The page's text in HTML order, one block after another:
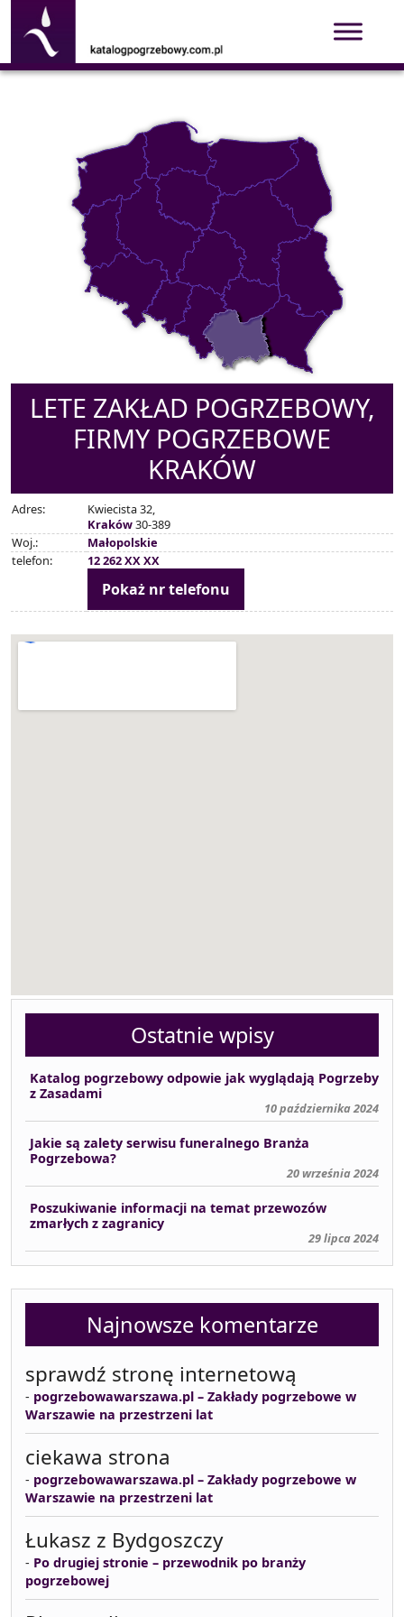
LETE ZAKŁAD POGRZEBOWY,
FIRMY POGRZEBOWE
KRAKÓW
Adres:
Kwiecista 32,
Kraków30-389
Woj.:
Małopolskie
telefon:
12 262 XX XX
Pokaż nr telefonu
Ostatnie wpisy
Katalog pogrzebowy odpowie jak wyglądają Pogrzeby
z Zasadami
10 października 2024
Jakie są zalety serwisu funeralnego Branża
Pogrzebowa?
20 września 2024
Poszukiwanie informacji na temat przewozów
zmarłych z zagranicy
29 lipca 2024
Najnowsze komentarze
sprawdź stronę internetową
- pogrzebowawarszawa.pl – Zakłady pogrzebowe w
Warszawie na przestrzeni lat
ciekawa strona
- pogrzebowawarszawa.pl – Zakłady pogrzebowe w
Warszawie na przestrzeni lat
Łukasz z Bydgoszczy
- Po drugiej stronie – przewodnik po branży
pogrzebowej